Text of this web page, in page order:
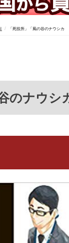
「死役所」「風の谷のナウシカ
の谷のナ